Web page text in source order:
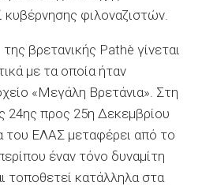
φιλοναζιστών.
βρετανικής Pathè γίνεται
με τα οποία ήταν
«Μεγάλη Βρετάνια». Στη
24ης προς 25η Δεκεμβρίου
του ΕΛΑΣ μεταφέρει από το
έναν τόνο δυναμίτη
τοποθετεί κατάλληλα στα